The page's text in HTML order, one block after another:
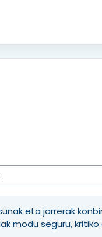
eta jarrerak
modu seguru,